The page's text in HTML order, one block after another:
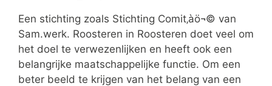
Een stichting zoals Stichting Comit‚àö¬© van
Sam.werk. Roosteren in Roosteren doet veel om
het doel te verwezenlijken en heeft ook een
belangrijke maatschappelijke functie. Om een
beter beeld te krijgen van het belang van een